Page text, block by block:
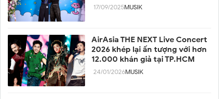
17/09/2025MUSIK
AirAsia THE NEXT Live Concert
2026 khép lại ấn tượng với hơn
12.000 khán giả tại TP.HCM
24/01/2026MUSIK